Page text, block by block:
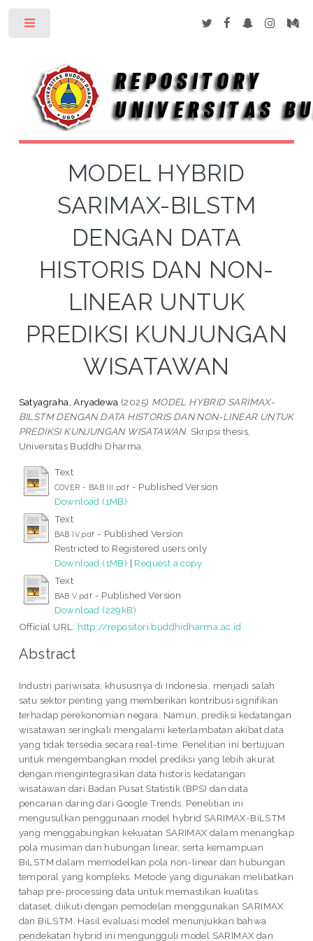
MODEL HYBRID
SARIMAX-BILSTM
DENGAN DATA
HISTORIS DAN NON-
LINEAR UNTUK
PREDIKSI KUNJUNGAN
WISATAWAN
Satyagraha, Aryadewa (2025) MODEL HYBRID SARIMAX-
BILSTM DENGAN DATA HISTORIS DAN NON-LINEAR UNTUK
PREDIKSI KUNJUNGAN WISATAWAN. Skripsi thesis,
Universitas Buddhi Dharma.
Text
COVER - BAB III.pdf - Published Version
Download (1MB)
Text
BAB IV.pdf - Published Version
Restricted to Registered users only
Download (1MB) | Request a copy
Text
BAB V.pdf - Published Version
Download (229kB)
Official URL: http://repositori.buddhidharma.ac.id
Abstract
Industri pariwisata, khususnya di Indonesia, menjadi salah
satu sektor penting yang memberikan kontribusi signifikan
terhadap perekonomian negara. Namun, prediksi kedatangan
wisatawan seringkali mengalami keterlambatan akibat data
yang tidak tersedia secara real-time. Penelitian ini bertujuan
untuk mengembangkan model prediksi yang lebih akurat
dengan mengintegrasikan data historis kedatangan
wisatawan dari Badan Pusat Statistik (BPS) dan data
pencarian daring dari Google Trends. Penelitian ini
mengusulkan penggunaan model hybrid SARIMAX-BiLSTM
yang menggabungkan kekuatan SARIMAX dalam menangkap
pola musiman dan hubungan linear, serta kemampuan
BiLSTM dalam memodelkan pola non-linear dan hubungan
temporal yang kompleks. Metode yang digunakan melibatkan
tahap pre-processing data untuk memastikan kualitas
dataset, diikuti dengan pemodelan menggunakan SARIMAX
dan BiLSTM. Hasil evaluasi model menunjukkan bahwa
pendekatan hybrid ini mengungguli model SARIMAX dan